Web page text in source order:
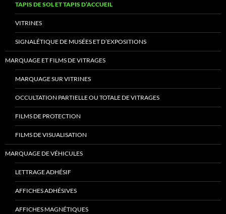
TAPIS DE SOL ET TAPIS D’ACCUEIL
VITRINES
SIGNALÉTIQUE DE MUSÉES ET D’EXPOSITIONS
MARQUAGE ET FILMS DE VITRAGES
MARQUAGE SUR VITRINES
OCCULTATION PARTIELLE OU TOTALE DE VITRAGES
FILMS DE PROTECTION
FILMS DE VISUALISATION
MARQUAGE DE VÉHICULES
LETTRAGE ADHÉSIF
AFFICHES ADHÉSIVES
AFFICHES MAGNÉTIQUES